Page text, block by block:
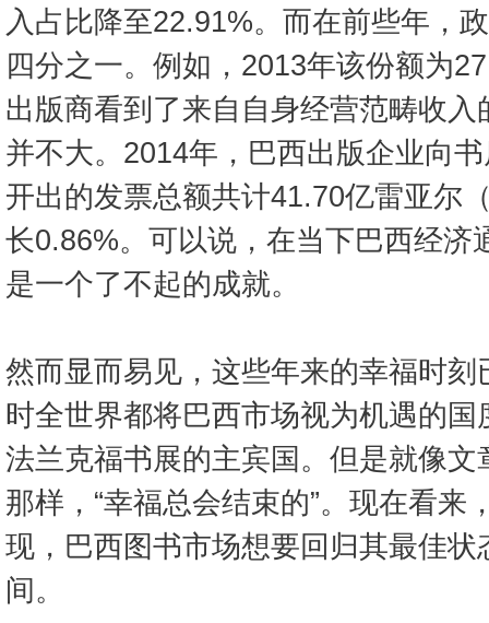
入占比降至22.91%。而在前些年，
四分之一。例如，2013年该份额为
出版商看到了来自自身经营范畴收
并不大。2014年，巴西出版企业向
开出的发票总额共计41.70亿雷亚尔
长0.86%。可以说，在当下巴西经济
是一个了不起的成就。
然而显而易见，这些年来的幸福时
时全世界都将巴西市场视为机遇的
法兰克福书展的主宾国。但是就像
那样，“幸福总会结束的”。现在看来
现，巴西图书市场想要回归其最佳
间。